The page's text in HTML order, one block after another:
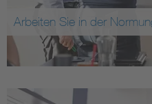
Arbeiten Sie in der